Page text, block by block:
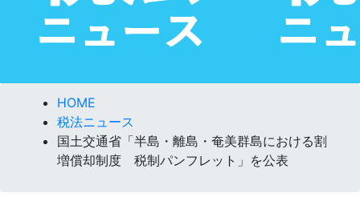
HOME
税法ニュース
国土交通省「半島・離島・奄美群島における割
増償却制度 税制パンフレット」を公表